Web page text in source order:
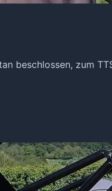
beschlossen, zum